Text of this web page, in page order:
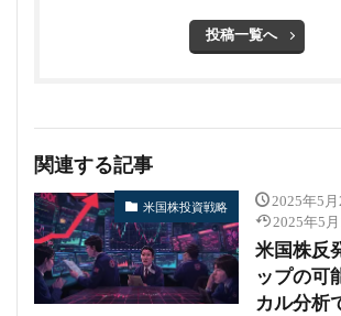
投稿一覧へ
関連する記事
米国株投資戦略
2025年5月
2025年5月
米国株反
ップの可
カル分析